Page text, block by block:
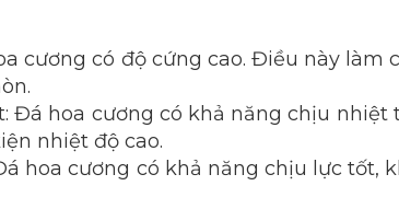
cương có độ cứng cao. Điều này làm
hoa cương có khả năng chịu nhiệt
nhiệt độ cao.
hoa cương có khả năng chịu lực tốt,